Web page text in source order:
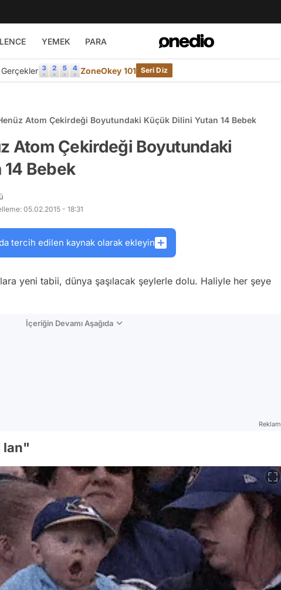
YEMEK PARA
Gerçekler ZoneOkey 101 Seri Diz
Atom Çekirdeği Boyutundaki Küçük Dilini Yutan 14 Bebek
Atom Çekirdeği Boyutundaki
Bebek
05.02.2015 - 18:31
tercih edilen kaynak olarak ekleyin
yeni tabii, dünya şaşılacak şeylerle dolu. Haliyle her şeye
İçeriğin Devamı Aşağıda
Reklam
lan"